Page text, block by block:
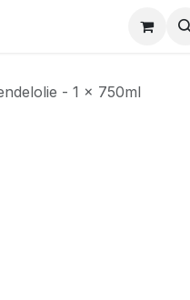
- 1 x 750ml